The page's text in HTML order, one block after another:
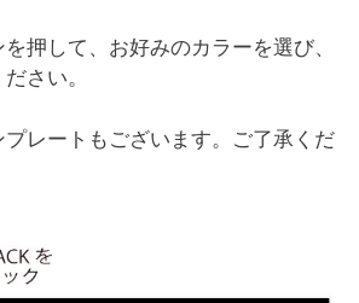
押して、お好みのカラーを選び、
さい。
レートもございます。ご了承くだ